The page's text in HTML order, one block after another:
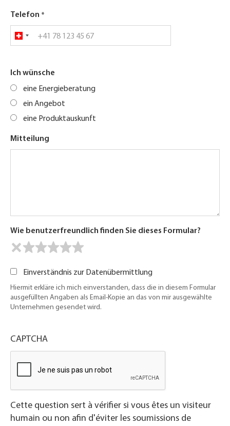
Telefon
Ich wünsche
eine Energieberatung
ein Angebot
eine Produktauskunft
Mitteilung
Wie benutzerfreundlich finden Sie dieses Formular?
Einverständnis zur Datenübermittlung
Hiermit erkläre ich mich einverstanden, dass die in diesem Formular
ausgefüllten Angaben als Email-Kopie an das von mir ausgewählte
Unternehmen gesendet wird.
CAPTCHA
Cette question sert à vérifier si vous êtes un visiteur
humain ou non afin d'éviter les soumissions de